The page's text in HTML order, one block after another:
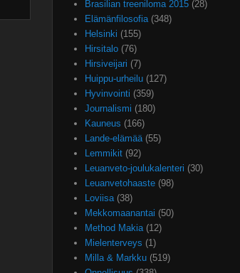
Brasilian treeniloma 2015 (28)
Elämänfilosofia (348)
Helsinki (155)
Hirsitalo (76)
Hirsiveijari (7)
Huippu-urheilu (127)
Hyvinvointi (359)
Journalismi (180)
Kauneus (166)
Lande-elämää (55)
Lemmikit (92)
Leuanveto-joulukalenteri (30)
Leuanvetohaaste (98)
Loviisa (38)
Mekkomaanantai (50)
Method Makia (12)
Mielenterveys (1)
Milla & Markku (519)